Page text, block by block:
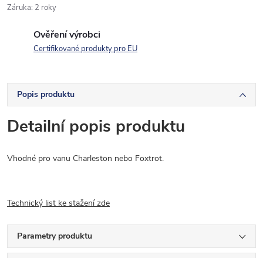
Záruka: 2 roky
Ověření výrobci
Certifikované produkty pro EU
Popis produktu
Detailní popis produktu
Vhodné pro vanu Charleston nebo Foxtrot.
Technický list ke stažení zde
Parametry produktu